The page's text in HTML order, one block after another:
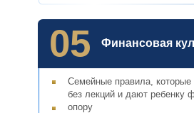
Семейные правила, которые
без лекций и дают ребенку
опору
Финансовая
05